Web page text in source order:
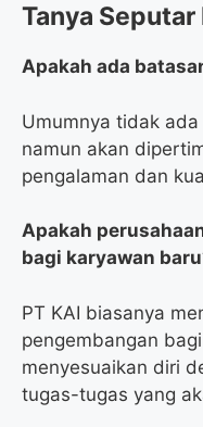
Tanya Seputar
Apakah ada
Umumnya tidak
namun akan
pengalaman dan
Apakah
bagi karyawan
PT KAI biasanya
pengembangan
menyesuaikan diri
tugas-tugas yang